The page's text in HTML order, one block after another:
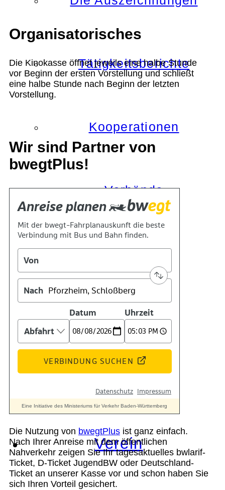
Tätigkeitsberichte
Kooperationen
Verbände
Geschichte
Technik
Verein
Organisatorisches
Die Kinokasse öffnet jeweils eine halbe Stunde
vor Beginn der ersten Vorstellung und schließt
eine halbe Stunde nach Beginn der letzten
Vorstellung.
Wir sind Partner von
bwegtPlus!
Die Nutzung von bwegtPlus ist ganz einfach.
Nach Ihrer Anreise mit dem öffentlichen
Nahverkehr zeigen Sie Ihr tagesaktuelles bwlarif-
Ticket, D-Ticket JugendBW oder Deutschland-
Ticket an unserer Kasse vor und schon haben Sie
sich Ihren Vorteil gesichert.